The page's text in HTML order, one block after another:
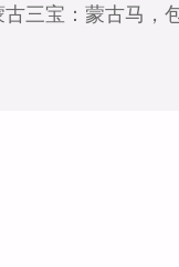
三宝：蒙古马，